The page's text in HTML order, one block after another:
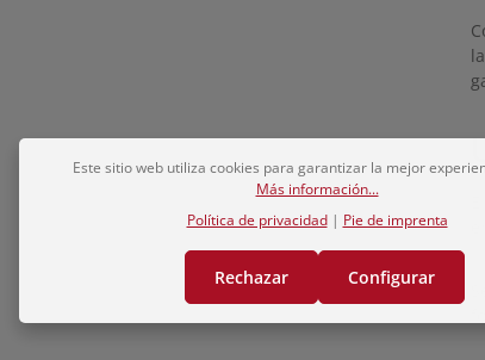
Este sitio web utiliza cookies para garantizar la mejor
Más información...
Política de privacidad| Pie de imprenta
Rechazar Configurar